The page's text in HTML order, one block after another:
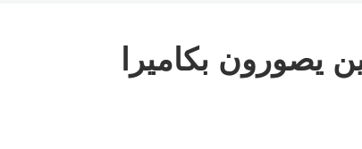
الذين يصورون بكاميرا